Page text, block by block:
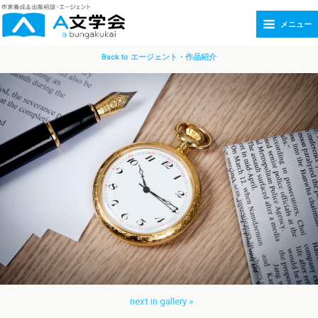
メニュー
Back to エージェント・作品紹介
next in gallery »